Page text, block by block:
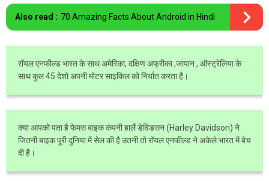
Also read : 70 Amazing Facts About Android in Hindi
रॉयल एनफील्ड भारत के साथ अमेरिका, दक्षिण अफ्रीका ,जापान , ऑस्ट्रेलिया के
साथ कुल 45 देशो अपनी मोटर साइकिल को निर्यात करता है।
क्या आपको पता है फेमस बाइक कंपनी हार्ले डेविडसन (Harley Davidson) ने
जितनी बाइक पूरी दुनिया में सेल की है उतनी तो रॉयल एनफील्ड ने अकेले भारत में बेच
दी है।